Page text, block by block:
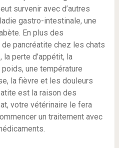
survenir avec d’autres
gastro-intestinale, une
En plus des
pancréatite chez les chats
perte d’appétit, la
une température
la fièvre et les douleurs
est la raison des
votre vétérinaire le fera
un traitement avec